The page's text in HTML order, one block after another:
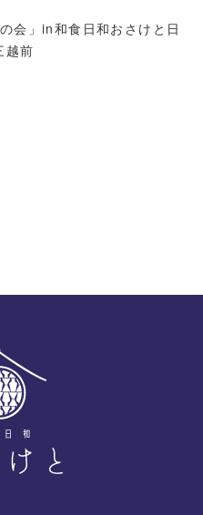
会」in和食日和おさけと日
越前